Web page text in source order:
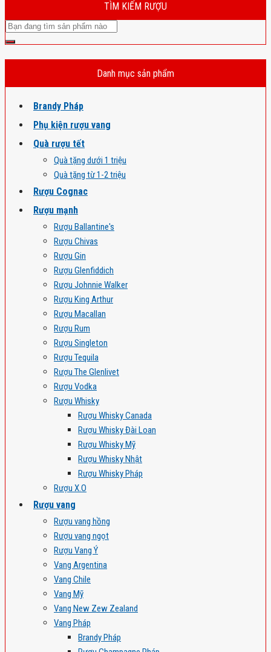
TÌM KIẾM RƯỢU
Danh mục sản phẩm
Brandy Pháp
Phụ kiện rượu vang
Quà rượu tết
Quà tặng dưới 1 triệu
Quà tặng từ 1-2 triệu
Rượu Cognac
Rượu mạnh
Rượu Ballantine's
Rượu Chivas
Rượu Gin
Rượu Glenfiddich
Rượu Johnnie Walker
Rượu King Arthur
Rượu Macallan
Rượu Rum
Rượu Singleton
Rượu Tequila
Rượu The Glenlivet
Rượu Vodka
Rượu Whisky
Rượu Whisky Canada
Rượu Whisky Đài Loan
Rượu Whisky Mỹ
Rượu Whisky Nhật
Rượu Whisky Pháp
Rượu X.O
Rượu vang
Rượu vang hồng
Rượu vang ngọt
Rượu Vang Ý
Vang Argentina
Vang Chile
Vang Mỹ
Vang New Zew Zealand
Vang Pháp
Brandy Pháp